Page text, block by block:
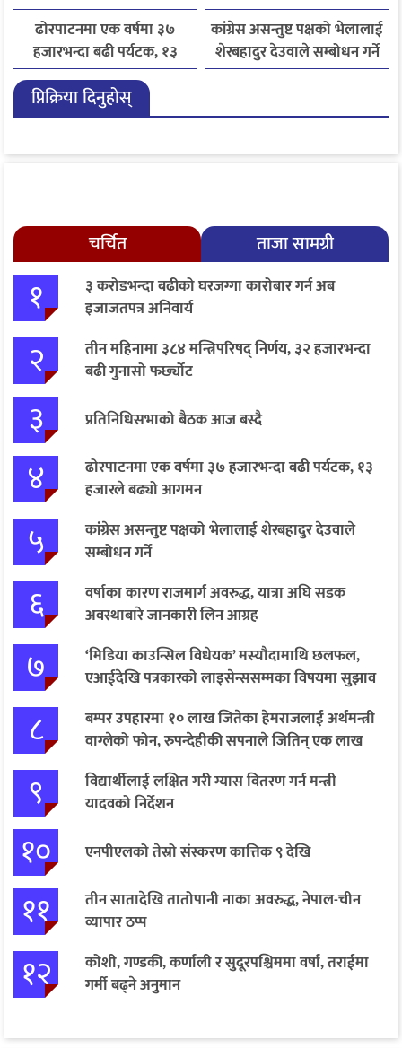
ढोरपाटनमा एक वर्षमा ३७
हजारभन्दा बढी पर्यटक, १३
हजारले बढ्यो आगमन
कांग्रेस असन्तुष्ट पक्षको भेलालाई
शेरबहादुर देउवाले सम्बोधन गर्ने
प्रिक्रिया दिनुहोस्
चर्चित ताजा सामग्री
१
३ करोडभन्दा बढीको घरजग्गा कारोबार गर्न अब
इजाजतपत्र अनिवार्य
२
तीन महिनामा ३८४ मन्त्रिपरिषद् निर्णय, ३२ हजारभन्दा
बढी गुनासो फर्छ्योट
३ प्रतिनिधिसभाको बैठक आज बस्दै
४
ढोरपाटनमा एक वर्षमा ३७ हजारभन्दा बढी पर्यटक, १३
हजारले बढ्यो आगमन
५
कांग्रेस असन्तुष्ट पक्षको भेलालाई शेरबहादुर देउवाले
सम्बोधन गर्ने
६
वर्षाका कारण राजमार्ग अवरुद्ध, यात्रा अघि सडक
अवस्थाबारे जानकारी लिन आग्रह
७
‘मिडिया काउन्सिल विधेयक’ मस्यौदामाथि छलफल,
एआईदेखि पत्रकारको लाइसेन्ससम्मका विषयमा सुझाव
८
बम्पर उपहारमा १० लाख जितेका हेमराजलाई अर्थमन्त्री
वाग्लेको फोन, रुपन्देहीकी सपनाले जितिन् एक लाख
९
विद्यार्थीलाई लक्षित गरी ग्यास वितरण गर्न मन्त्री
यादवको निर्देशन
१० एनपीएलको तेस्रो संस्करण कात्तिक ९ देखि
११
तीन सातादेखि तातोपानी नाका अवरुद्ध, नेपाल-चीन
व्यापार ठप्प
१२
कोशी, गण्डकी, कर्णाली र सुदूरपश्चिममा वर्षा, तराईमा
गर्मी बढ्ने अनुमान